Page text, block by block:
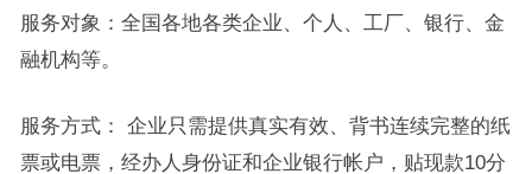
服务对象：全国各地各类企业、个人、工厂、银行、金
融机构等。
服务方式： 企业只需提供真实有效、背书连续完整的纸
票或电票，经办人身份证和企业银行帐户，贴现款10分